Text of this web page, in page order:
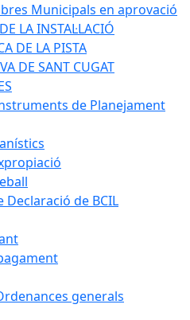
Municipals en aprovació
LA INSTAL·LACIÓ
DE LA PISTA
DE SANT CUGAT
de Planejament
Declaració de BCIL
generals